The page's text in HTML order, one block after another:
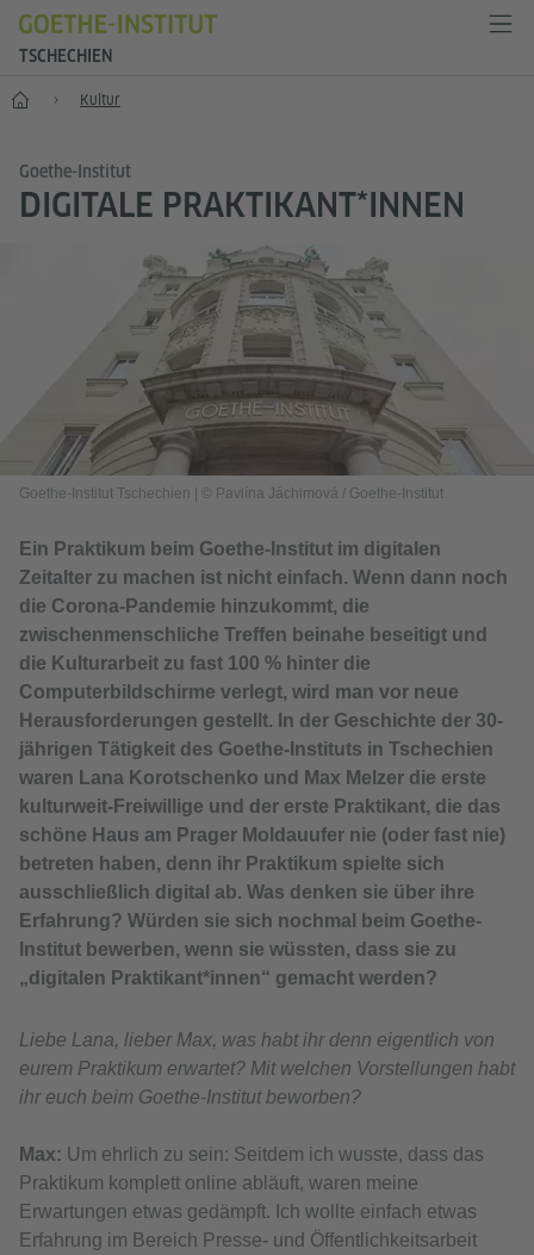
TSCHECHIEN
Start Kultur
Goethe-Institut
DIGITALE PRAKTIKANT*INNEN
Goethe-Institut Tschechien © Pavlína Jáchimová / Goethe-Institut
Ein Praktikum beim Goethe-Institut im digitalen
Zeitalter zu machen ist nicht einfach. Wenn dann noch
die Corona-Pandemie hinzukommt, die
zwischenmenschliche Treffen beinahe beseitigt und
die Kulturarbeit zu fast 100 % hinter die
Computerbildschirme verlegt, wird man vor neue
Herausforderungen gestellt. In der Geschichte der 30-
jährigen Tätigkeit des Goethe-Instituts in Tschechien
waren Lana Korotschenko und Max Melzer die erste
kulturweit-Freiwillige und der erste Praktikant, die das
schöne Haus am Prager Moldauufer nie (oder fast nie)
betreten haben, denn ihr Praktikum spielte sich
ausschließlich digital ab. Was denken sie über ihre
Erfahrung? Würden sie sich nochmal beim Goethe-
Institut bewerben, wenn sie wüssten, dass sie zu
„digitalen Praktikant*innen“ gemacht werden?
Liebe Lana, lieber Max, was habt ihr denn eigentlich von
eurem Praktikum erwartet? Mit welchen Vorstellungen habt
ihr euch beim Goethe-Institut beworben?
Max: Um ehrlich zu sein: Seitdem ich wusste, dass das
Praktikum komplett online abläuft, waren meine
Erwartungen etwas gedämpft. Ich wollte einfach etwas
Erfahrung im Bereich Presse- und Öffentlichkeitsarbeit